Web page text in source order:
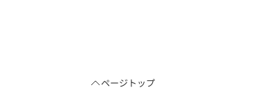
ページトップ